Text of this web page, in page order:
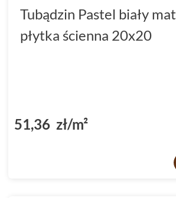
Tubądzin Pastel biały mat
płytka ścienna 20x20
51,36 zł/m²